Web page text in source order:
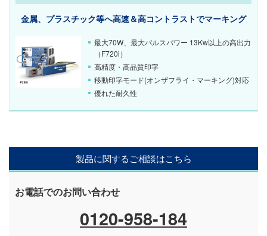
金属、プラスチック等へ高速＆高コントラストでマーキング
最大70W、最大パルスパワー 13Kw以上の高出力
（F720i）
高精度・高品質印字
移動印字モード(オンザフライ・マーキング)対応
優れた耐久性
製品に関するご相談はこちら
お電話でのお問い合わせ
0120-958-184